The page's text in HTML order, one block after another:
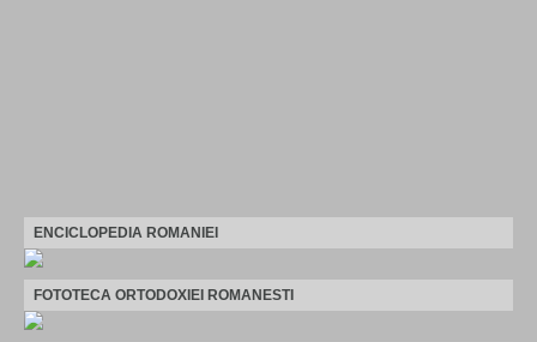
ENCICLOPEDIA ROMANIEI
FOTOTECA ORTODOXIEI ROMANESTI